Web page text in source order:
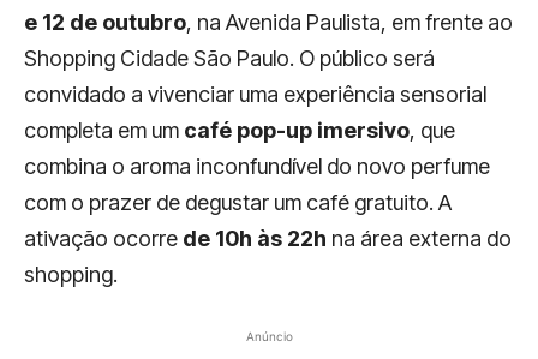
e 12 de outubro, na Avenida Paulista, em frente ao
Shopping Cidade São Paulo. O público será
convidado a vivenciar uma experiência sensorial
completa em um café pop-up imersivo, que
combina o aroma inconfundível do novo perfume
com o prazer de degustar um café gratuito. A
ativação ocorre de 10h às 22h na área externa do
shopping.
Anúncio